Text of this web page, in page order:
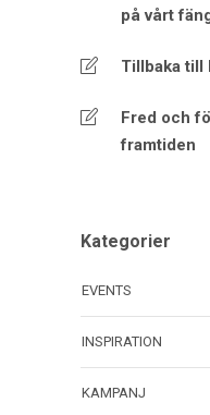
på vårt
Tillbaka till
Fred och
framtiden
Kategorier
EVENTS
INSPIRATION
KAMPANJ